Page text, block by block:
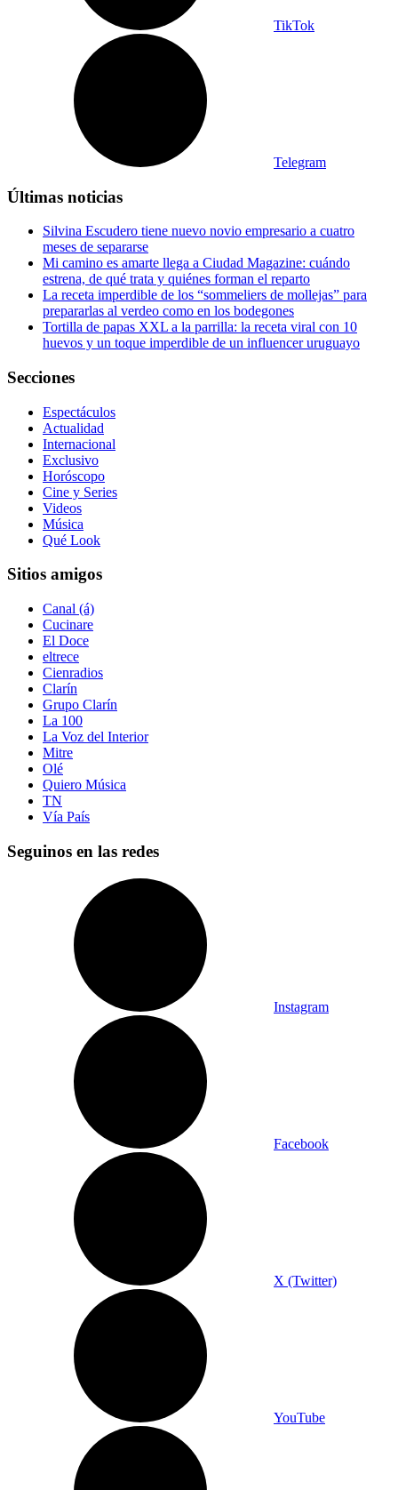
TikTok
Telegram
Últimas noticias
Silvina Escudero tiene nuevo novio empresario a cuatro
meses de separarse
Mi camino es amarte llega a Ciudad Magazine: cuándo
estrena, de qué trata y quiénes forman el reparto
La receta imperdible de los “sommeliers de mollejas” para
prepararlas al verdeo como en los bodegones
Tortilla de papas XXL a la parrilla: la receta viral con 10
huevos y un toque imperdible de un influencer uruguayo
Secciones
Espectáculos
Actualidad
Internacional
Exclusivo
Horóscopo
Cine y Series
Videos
Música
Qué Look
Sitios amigos
Canal (á)
Cucinare
El Doce
eltrece
Cienradios
Clarín
Grupo Clarín
La 100
La Voz del Interior
Mitre
Olé
Quiero Música
TN
Vía País
Seguinos en las redes
Instagram
Facebook
X (Twitter)
YouTube